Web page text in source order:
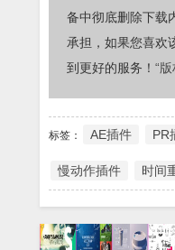
备中彻底删除下载
承担，如果您喜欢
到更好的服务！ “
标签： AE插件 PR
慢动作插件 时间